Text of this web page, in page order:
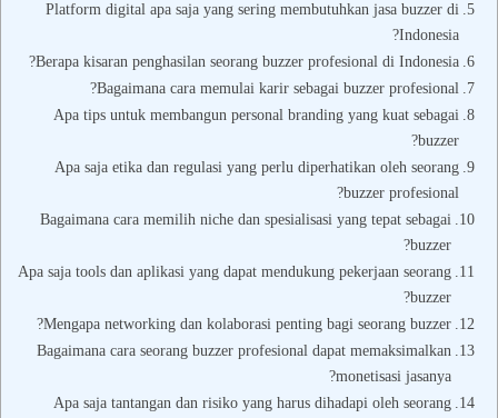
Platform digital apa saja yang sering membutuhkan jasa buzzer di
Indonesia?
Berapa kisaran penghasilan seorang buzzer profesional di Indonesia?
Bagaimana cara memulai karir sebagai buzzer profesional?
Apa tips untuk membangun personal branding yang kuat sebagai
buzzer?
Apa saja etika dan regulasi yang perlu diperhatikan oleh seorang
buzzer profesional?
Bagaimana cara memilih niche dan spesialisasi yang tepat sebagai
buzzer?
Apa saja tools dan aplikasi yang dapat mendukung pekerjaan seorang
buzzer?
Mengapa networking dan kolaborasi penting bagi seorang buzzer?
Bagaimana cara seorang buzzer profesional dapat memaksimalkan
monetisasi jasanya?
Apa saja tantangan dan risiko yang harus dihadapi oleh seorang